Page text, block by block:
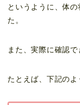
というように、体
た。
また、実際に確認で
たとえば、下記のよ